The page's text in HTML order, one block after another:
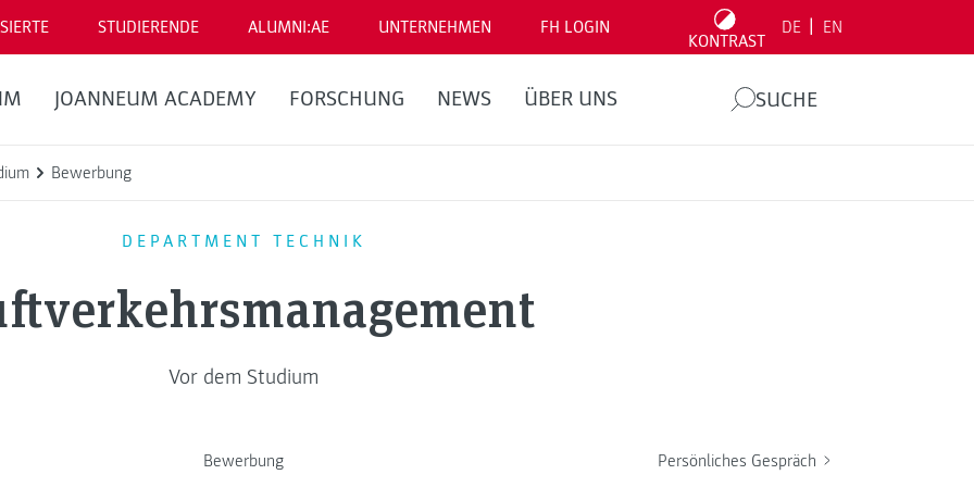
STUDIERENDE ALUMNI:AE UNTERNEHMEN FH LOGIN
KONTRAST
DE EN
JOANNEUM ACADEMY FORSCHUNG NEWS ÜBER UNS SUCHE
Bewerbung
DEPARTMENT TECHNIK
Vor dem Studium
Bewerbung Persönliches Gespräch